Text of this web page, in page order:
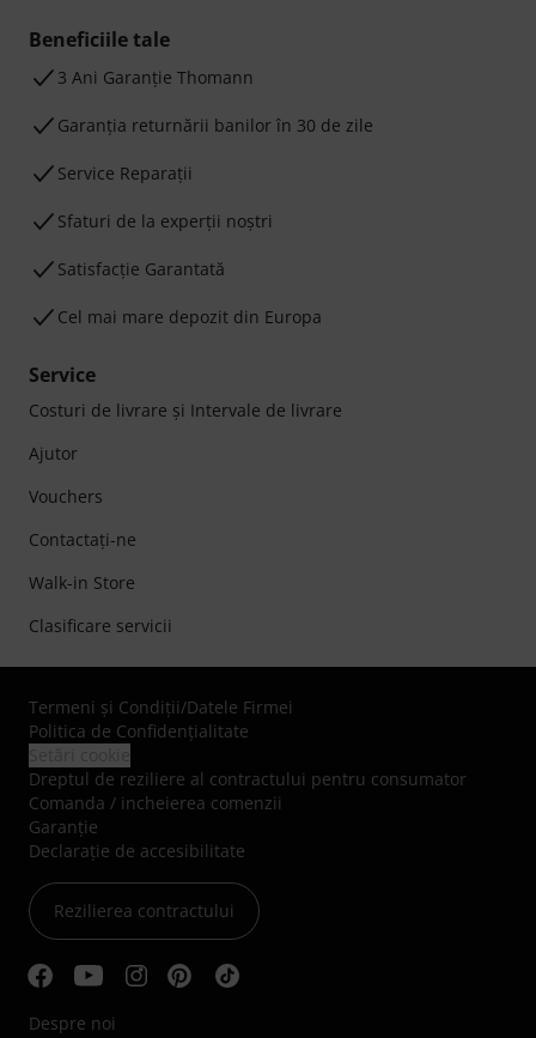
Beneficiile tale
3 Ani Garanție Thomann
Garanţia returnării banilor în 30 de zile
Service Reparații
Sfaturi de la experții noștri
Satisfacție Garantată
Cel mai mare depozit din Europa
Service
Costuri de livrare şi Intervale de livrare
Ajutor
Vouchers
Contactaţi-ne
Walk-in Store
Clasificare servicii
Termeni şi Condiţii/Datele Firmei
Politica de Confidenţialitate
Dreptul de reziliere al contractului pentru consumator
Comanda / incheierea comenzii
Garanție
Declarație de accesibilitate
Rezilierea contractului
Despre noi